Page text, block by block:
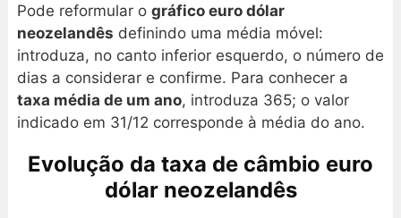
Pode reformular o gráfico euro dólar
neozelandês definindo uma média móvel:
introduza, no canto inferior esquerdo, o número de
dias a considerar e confirme. Para conhecer a
taxa média de um ano, introduza 365; o valor
indicado em 31/12 corresponde à média do ano.
Evolução da taxa de câmbio euro
dólar neozelandês